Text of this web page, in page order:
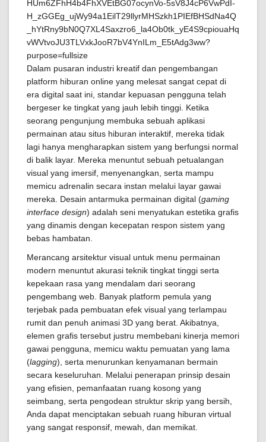
Dalam pusaran industri kreatif dan pengembangan
platform hiburan online yang melesat sangat cepat di
era digital saat ini, standar kepuasan pengguna telah
bergeser ke tingkat yang jauh lebih tinggi. Ketika
seorang pengunjung membuka sebuah aplikasi
permainan atau situs hiburan interaktif, mereka tidak
lagi hanya mengharapkan sistem yang berfungsi normal
di balik layar. Mereka menuntut sebuah petualangan
visual yang imersif, menyenangkan, serta mampu
memicu adrenalin secara instan melalui layar gawai
mereka. Desain antarmuka permainan digital (gaming
interface design) adalah seni menyatukan estetika grafis
yang dinamis dengan kecepatan respon sistem yang
bebas hambatan.
Merancang arsitektur visual untuk menu permainan
modern menuntut akurasi teknik tingkat tinggi serta
kepekaan rasa yang mendalam dari seorang
pengembang web. Banyak platform pemula yang
terjebak pada pembuatan efek visual yang terlampau
rumit dan penuh animasi 3D yang berat. Akibatnya,
elemen grafis tersebut justru membebani kinerja memori
gawai pengguna, memicu waktu pemuatan yang lama
(lagging), serta menurunkan kenyamanan bermain
secara keseluruhan. Melalui penerapan prinsip desain
yang efisien, pemanfaatan ruang kosong yang
seimbang, serta pengodean struktur skrip yang bersih,
Anda dapat menciptakan sebuah ruang hiburan virtual
yang sangat responsif, mewah, dan memikat.